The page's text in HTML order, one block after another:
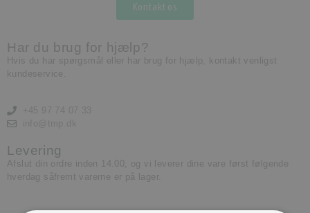
Kontakt os
Har du brug for hjælp?
Hvis du har spørgsmål eller har brug for hjælp, kontakt venligst
kundeservice.
Levering
Afslut din ordre inden 14.00, og vi leverer dine vare først følgende
hverdag såfremt varerne er på lager.